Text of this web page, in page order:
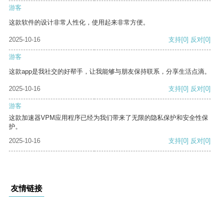
游客
这款软件的设计非常人性化，使用起来非常方便。
2025-10-16 支持[0] 反对[0]
游客
这款app是我社交的好帮手，让我能够与朋友保持联系，分享生活点滴。
2025-10-16 支持[0] 反对[0]
游客
这款加速器VPM应用程序已经为我们带来了无限的隐私保护和安全性保
护。
2025-10-16
支持[0] 反对[0]
友情链接